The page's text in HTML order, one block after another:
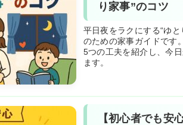
り家事”のコツ
平日夜をラクにする“ゆ
のための家事ガイドです
5つの工夫を紹介し、今
ます。
【初心者でも安